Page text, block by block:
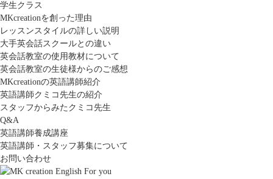
学生クラス
MKcreationを創った理由
レッスンスタイルの詳しい説明
大手英会話スクールとの違い
英会話教室の使用教材について
英会話教室の生徒様からのご感想
MKcreationの英語講師紹介
英語講師クミコ先生の紹介
スタッフからみたクミコ先生
Q&A
英語講師養成講座
英語講師・スタッフ募集について
お問い合わせ